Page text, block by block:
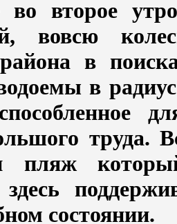
второе
вовсю
в
в
труда.
пляж
здесь
состоянии.